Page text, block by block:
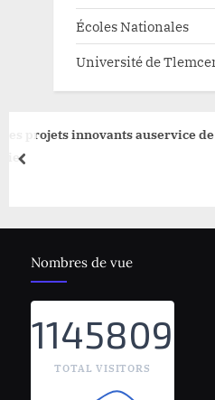
Écoles Nationales
Université de
auservice de
prev
Nombres de vue
1145809
TOTAL VISITORS